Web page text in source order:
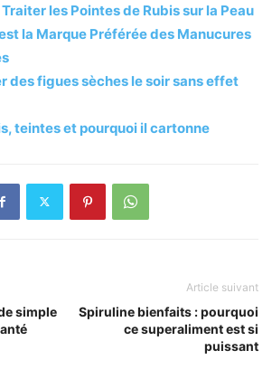
les Pointes de Rubis sur la Peau
la Marque Préférée des Manucures
des figues sèches le soir sans effet
teintes et pourquoi il cartonne
simple
Article suivant
Spiruline bienfaits : pourquoi
ce superaliment est si
puissant